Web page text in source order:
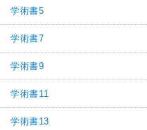
学術書5
学術書7
学術書9
学術書11
学術書13